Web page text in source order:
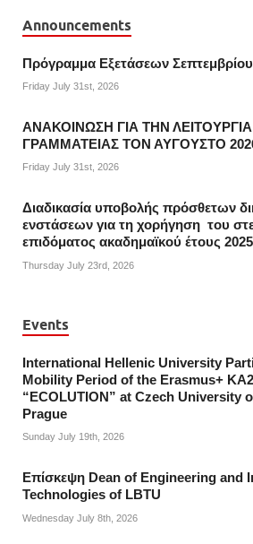
Announcements
Πρόγραμμα Εξετάσεων
Friday July 31st, 2026
ΑΝΑΚΟΙΝΩΣΗ ΓΙΑ ΤΗΝ
ΓΡΑΜΜΑΤΕΙΑΣ ΤΟΝ ΑΥΓΟΥΣΤΟ
Friday July 31st, 2026
Διαδικασία υποβολής πρόσθετων
ενστάσεων για τη χορήγηση του
επιδόματος ακαδημαϊκού έτους
Thursday July 23rd, 2026
Events
International Hellenic University
Mobility Period of the Erasmus+
“ECOLUTION” at Czech University
Prague
Sunday July 19th, 2026
Επίσκεψη Dean of Engineering and
Technologies of LBTU
Wednesday July 8th, 2026